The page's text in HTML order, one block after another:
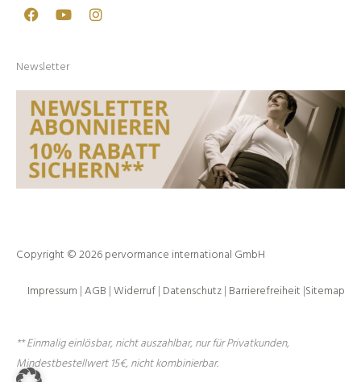
Facebook
YoutubeInstagram
Newsletter
Copyright © 2026 pervormance international GmbH
Impressum |AGB |Widerruf| Datenschutz| Barrierefreiheit |Sitemap
** Einmalig einlösbar, nicht auszahlbar, nur für Privatkunden,
Mindestbestellwert 15€, nicht kombinierbar.